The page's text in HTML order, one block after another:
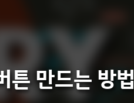
만드는 방법